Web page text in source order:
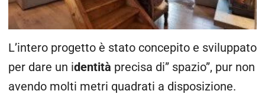
L’intero progetto è stato concepito e sviluppato
per dare un identità precisa di” spazio”, pur non
avendo molti metri quadrati a disposizione.